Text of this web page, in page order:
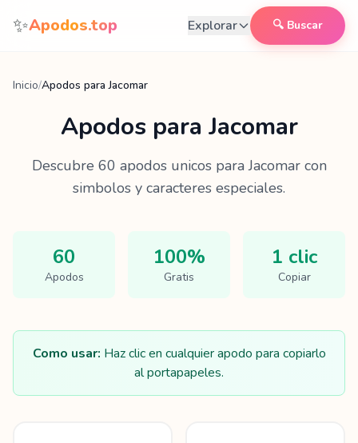
Saltar al contenido
✨Apodos.top Explorar 🔍 Buscar
Inicio/Apodos para Jacomar
Apodos para Jacomar
Descubre 60 apodos unicos paraJacomarcon
simbolos y caracteres especiales.
60
Apodos
100%
Gratis
1 clic
Copiar
Como usar: Haz clic en cualquier apodo para copiarlo
al portapapeles.